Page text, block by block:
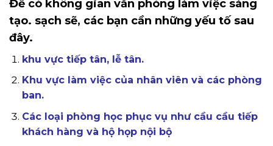
Để có không gian văn phòng làm việc sáng
tạo. sạch sẽ, các bạn cần những yếu tố sau
đây.
khu vực tiếp tân, lễ tân.
Khu vực làm việc của nhân viên và các phòng
ban.
Các loại phòng học phục vụ như cầu cầu tiếp
khách hàng và hộ họp nội bộ